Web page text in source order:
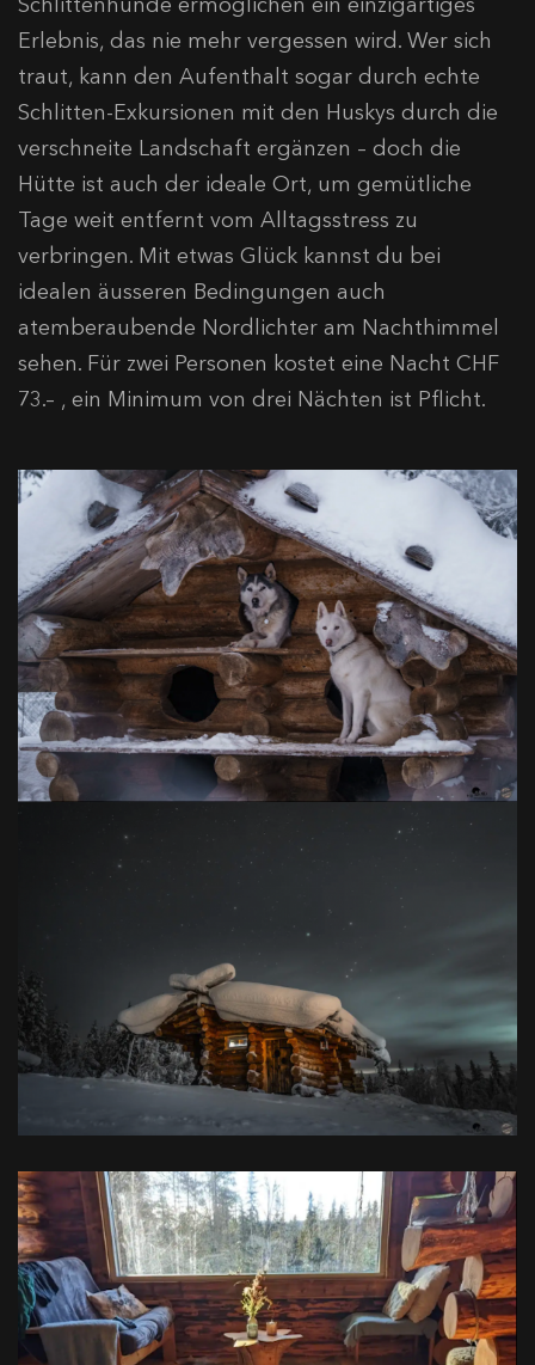
Erlebnis, das nie mehr vergessen wird. Wer sich
traut, kann den Aufenthalt sogar durch echte
Schlitten-Exkursionen mit den Huskys durch die
verschneite Landschaft ergänzen – doch die
Hütte ist auch der ideale Ort, um gemütliche
Tage weit entfernt vom Alltagsstress zu
verbringen. Mit etwas Glück kannst du bei
idealen äusseren Bedingungen auch
atemberaubende Nordlichter am Nachthimmel
sehen. Für zwei Personen kostet eine Nacht CHF
73.– , ein Minimum von drei Nächten ist Pflicht.